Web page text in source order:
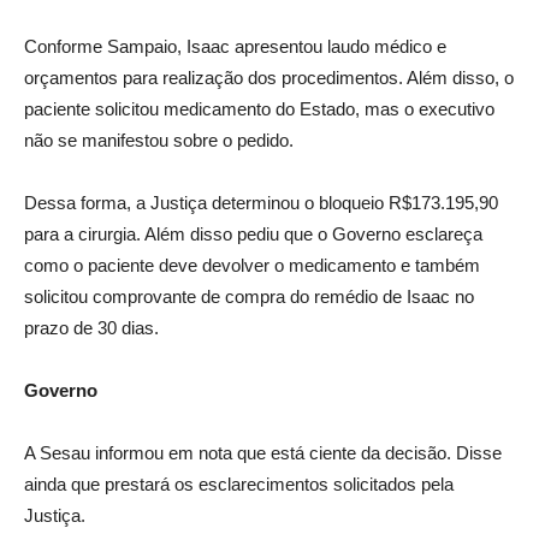
Conforme Sampaio, Isaac apresentou laudo médico e
orçamentos para realização dos procedimentos. Além disso, o
paciente solicitou medicamento do Estado, mas o executivo
não se manifestou sobre o pedido.
Dessa forma, a Justiça determinou o bloqueio R$173.195,90
para a cirurgia. Além disso pediu que o Governo esclareça
como o paciente deve devolver o medicamento e também
solicitou comprovante de compra do remédio de Isaac no
prazo de 30 dias.
Governo
A Sesau informou em nota que está ciente da decisão. Disse
ainda que prestará os esclarecimentos solicitados pela
Justiça.